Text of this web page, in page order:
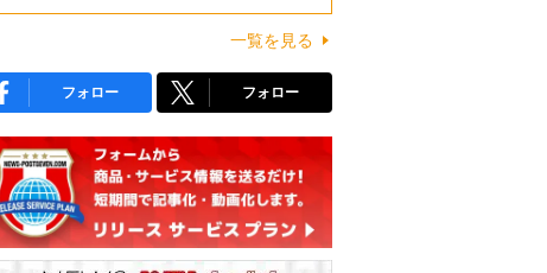
一覧を見る
フォロー フォロー